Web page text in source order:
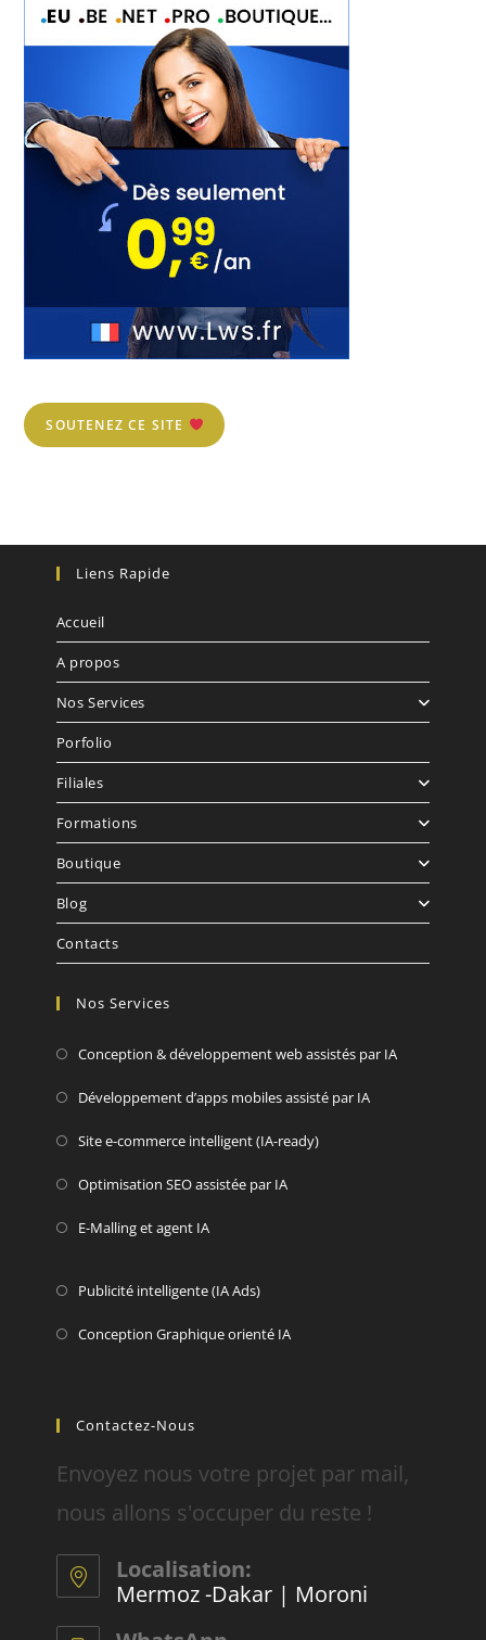
SOUTENEZ CE SITE
Liens Rapide
Accueil
A propos
Nos Services
Porfolio
Filiales
Formations
Boutique
Blog
Contacts
Nos Services
Conception & développement web assistés par IA
Développement d’apps mobiles assisté par IA
Site e-commerce intelligent (IA-ready)
Optimisation SEO assistée par IA
E-Malling et agent IA
Publicité intelligente (IA Ads)
Conception Graphique orienté IA
Contactez-Nous
Envoyez nous votre projet par mail,
nous allons s'occuper du reste !
Localisation:
Mermoz -Dakar | Moroni